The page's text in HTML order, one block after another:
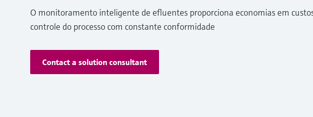
O monitoramento inteligente de efluentes proporciona economias em
controle do processo com constante conformidade
Contact a solution consultant